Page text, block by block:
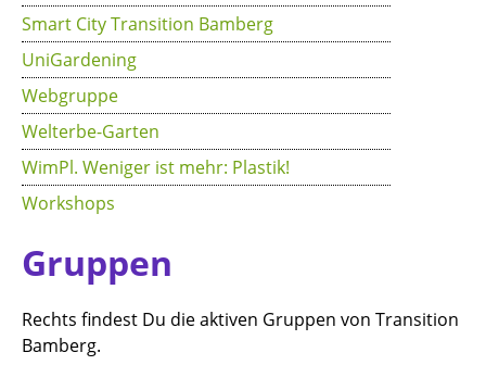
Smart City Transition Bamberg
UniGardening
Webgruppe
Welterbe-Garten
WimPl. Weniger ist mehr: Plastik!
Workshops
Gruppen
Rechts findest Du die aktiven Gruppen von Transition
Bamberg.